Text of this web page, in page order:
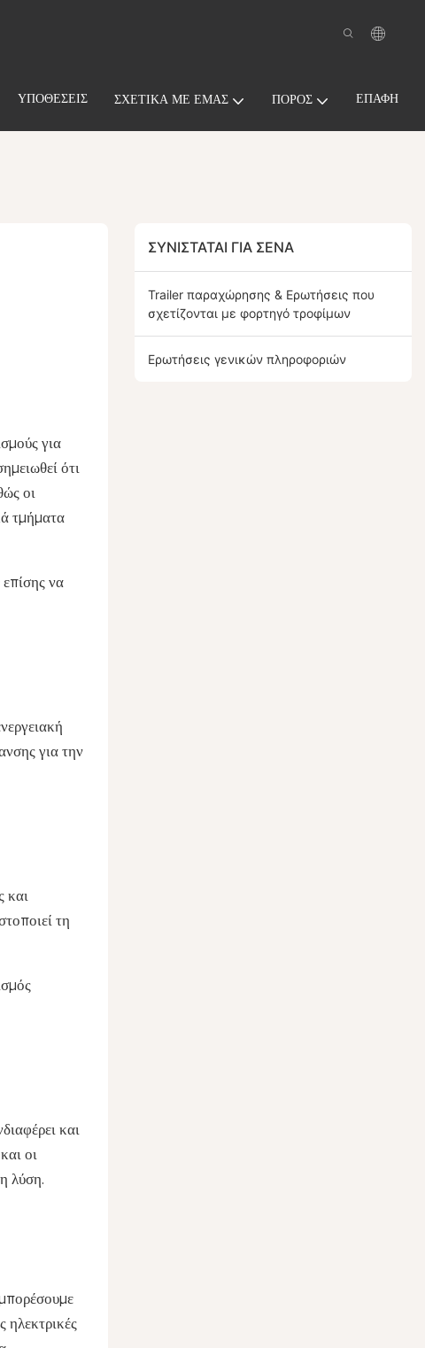
ΥΠΟΘΈΣΕΙΣ ΣΧΕΤΙΚΆ ΜΕ ΕΜΆΣ ΠΌΡΟΣ ΕΠΑΦΉ
για
ότι
οι
τμήματα
να
για την
και
τη
και
οι
λύση.
ηλεκτρικές
ΣΥΝΙΣΤΆΤΑΙ ΓΙΑ ΣΈΝΑ
Trailer παραχώρησης & Ερωτήσεις που
σχετίζονται με φορτηγό τροφίμων
Ερωτήσεις γενικών πληροφοριών